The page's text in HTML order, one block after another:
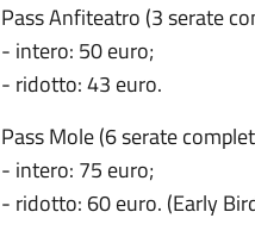
Pass Anfiteatro (3 serate
- intero: 50 euro;
- ridotto: 43 euro.
Pass Mole (6 serate
- intero: 75 euro;
- ridotto: 60 euro. (Early